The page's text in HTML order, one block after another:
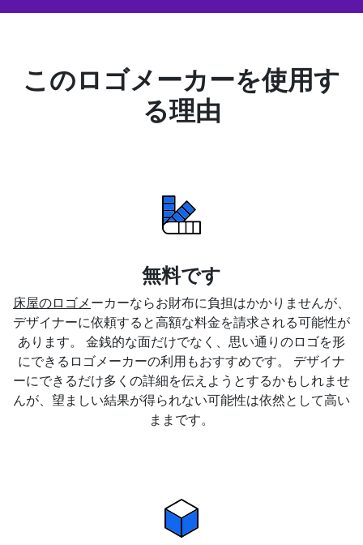
このロゴメーカーを使用す
る理由
無料です
床屋のロゴメ ーカーならお財布に負担はかかりませんが、
デザイナーに依頼すると高額な料金を請求される可能性が
あります。 金銭的な面だけでなく、思い通りのロゴを形
にできるロゴメーカーの利用もおすすめです。 デザイナ
ーにできるだけ多くの詳細を伝えようとするかもしれませ
んが、望ましい結果が得られない可能性は依然として高い
ままです。